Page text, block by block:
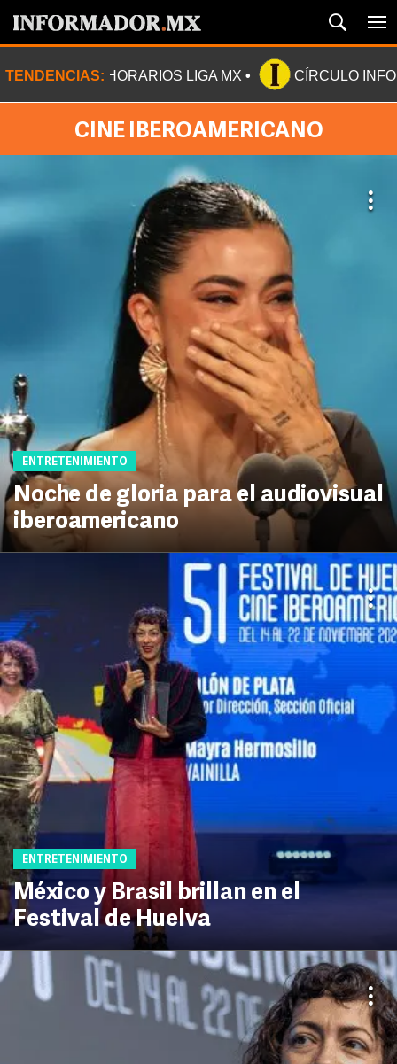
TENDENCIAS: HORARIOS LIGA MX CÍRCULO
CINE IBEROAMERICANO
ENTRETENIMIENTO
Noche de gloria para el audiovisual
iberoamericano
ENTRETENIMIENTO
México y Brasil brillan en el
Festival de Huelva